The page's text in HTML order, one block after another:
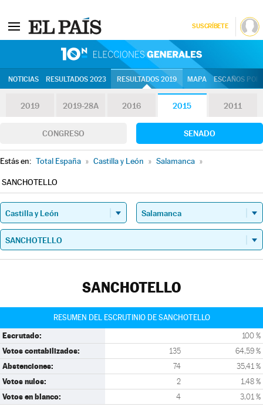
SUSCRÍBETE
NOTICIAS RESULTADOS 2023 RESULTADOS 2019 MAPA ESCAÑOS
2019 2019-28A 2016 2015 2011
CONGRESO SENADO
Estás en: Total España » Castilla y León » Salamanca »
SANCHOTELLO
SANCHOTELLO
RESUMEN DEL ESCRUTINIO DE SANCHOTELLO
Escrutado: 100 %
Votos contabilizados: 135 64,59 %
Abstenciones: 74 35,41 %
Votos nulos: 2 1,48 %
Votos en blanco: 4 3,01 %